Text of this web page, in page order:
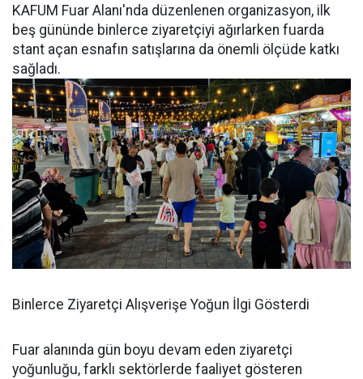
KAFUM Fuar Alanı'nda düzenlenen organizasyon, ilk
beş gününde binlerce ziyaretçiyi ağırlarken fuarda
stant açan esnafın satışlarına da önemli ölçüde katkı
sağladı.
Binlerce Ziyaretçi Alışverişe Yoğun İlgi Gösterdi
Fuar alanında gün boyu devam eden ziyaretçi
yoğunluğu, farklı sektörlerde faaliyet gösteren